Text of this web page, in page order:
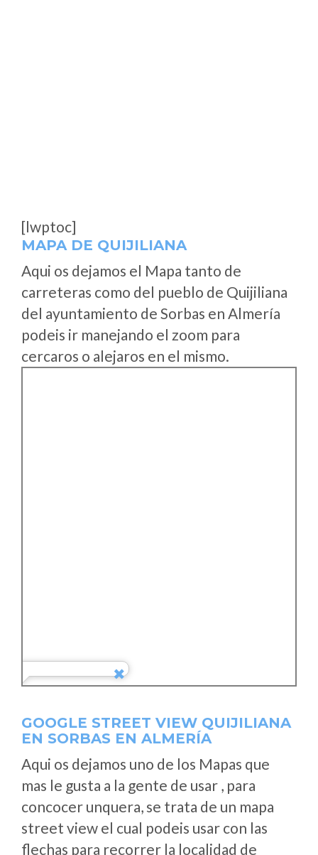
[lwptoc]
MAPA DE QUIJILIANA
Aqui os dejamos el Mapa tanto de
carreteras como del pueblo de Quijiliana
del ayuntamiento de Sorbas en Almería
podeis ir manejando el zoom para
cercaros o alejaros en el mismo.
GOOGLE STREET VIEW QUIJILIANA
EN SORBAS EN ALMERÍA
Aqui os dejamos uno de los Mapas que
mas le gusta a la gente de usar , para
concocer unquera, se trata de un mapa
street view el cual podeis usar con las
flechas para recorrer la localidad de